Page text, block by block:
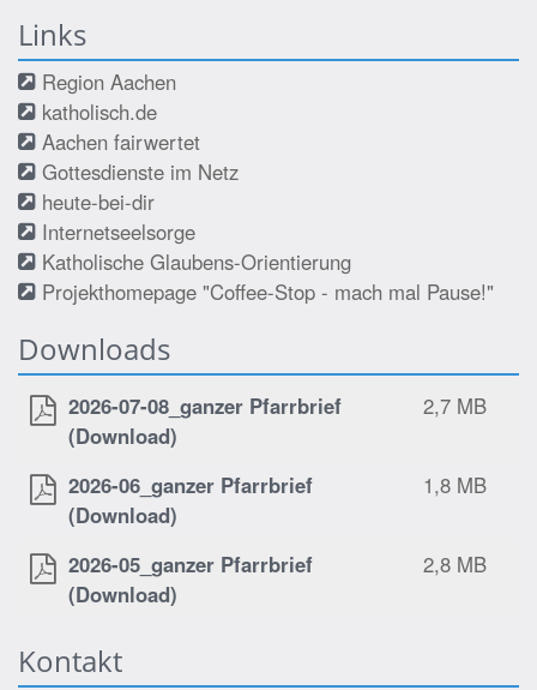
Links
Region Aachen
katholisch.de
Aachen fairwertet
Gottesdienste im Netz
heute-bei-dir
Internetseelsorge
Katholische Glaubens-Orientierung
Projekthomepage "Coffee-Stop - mach mal Pause!"
Downloads
2026-07-08_ganzer Pfarrbrief
(Download)
2,7 MB
2026-06_ganzer Pfarrbrief
(Download)
1,8 MB
2026-05_ganzer Pfarrbrief
(Download)
2,8 MB
Kontakt